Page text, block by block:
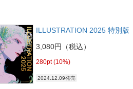
ILLUSTRATION 2025 特別版
3,080円（税込）
280pt (10%)
2024.12.09発売